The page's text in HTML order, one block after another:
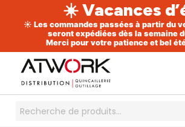
☀️ Vacances
☀️ Les commandes passées à partir du
seront expédiées dès la semaine
Merci pour votre patience et bel
contenu
Recherche